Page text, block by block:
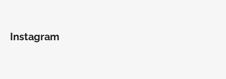
Instagram